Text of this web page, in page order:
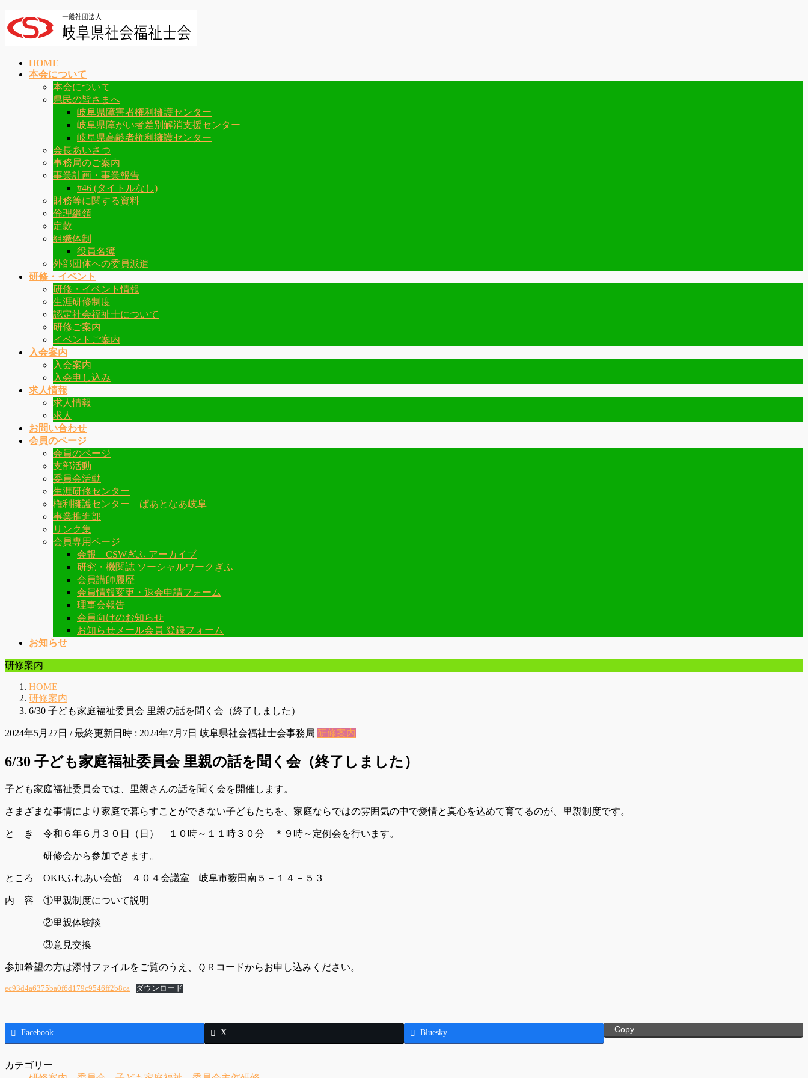
ン
ビ
HOME
本会について
本会について
県民の皆さまへ
岐阜県障害者権利擁護センター
岐阜県障がい者差別解消支援センター
岐阜県高齢者権利擁護センター
会長あいさつ
事務局のご案内
事業計画・事業報告
#46 (タイトルなし)
財務等に関する資料
倫理綱領
定款
組織体制
役員名簿
外部団体への委員派遣
研修・イベント
研修・イベント情報
生涯研修制度
認定社会福祉士について
研修ご案内
イベントご案内
入会案内
入会案内
入会申し込み
求人情報
求人情報
求人
お問い合わせ
会員のページ
会員のページ
支部活動
委員会活動
生涯研修センター
権利擁護センター ぱあとなあ岐阜
事業推進部
リンク集
会員専用ページ
会報 CSWぎふ アーカイブ
研究・機関誌 ソーシャルワークぎふ
会員講師履歴
会員情報変更・退会申請フォーム
理事会報告
会員向けのお知らせ
お知らせメール会員 登録フォーム
お知らせ
研修案内
HOME
研修案内
6/30 子ども家庭福祉委員会 里親の話を聞く会（終了しました）
2024年5月27日 / 最終更新日時 : 2024年7月7日 岐阜県社会福祉士会事務局 研修案内
6/30 子ども家庭福祉委員会 里親の話を聞く会（終了しました）
子ども家庭福祉委員会では、里親さんの話を聞く会を開催します。
さまざまな事情により家庭で暮らすことができない子どもたちを、家庭ならではの雰囲気の中で愛情と真心を込めて育てるのが、里親制度です。
と き 令和６年６月３０日（日） １０時～１１時３０分 ＊９時～定例会を行います。
研修会から参加できます。
ところ OKBふれあい会館 ４０４会議室 岐阜市薮田南５－１４－５３
内 容 ①里親制度について説明
②里親体験談
③意見交換
参加希望の方は添付ファイルをご覧のうえ、ＱＲコードからお申し込みください。
ec93d4a6375ba0f6d179c9546ff2b8ca ダウンロード
Facebook X Bluesky Copy
カテゴリー